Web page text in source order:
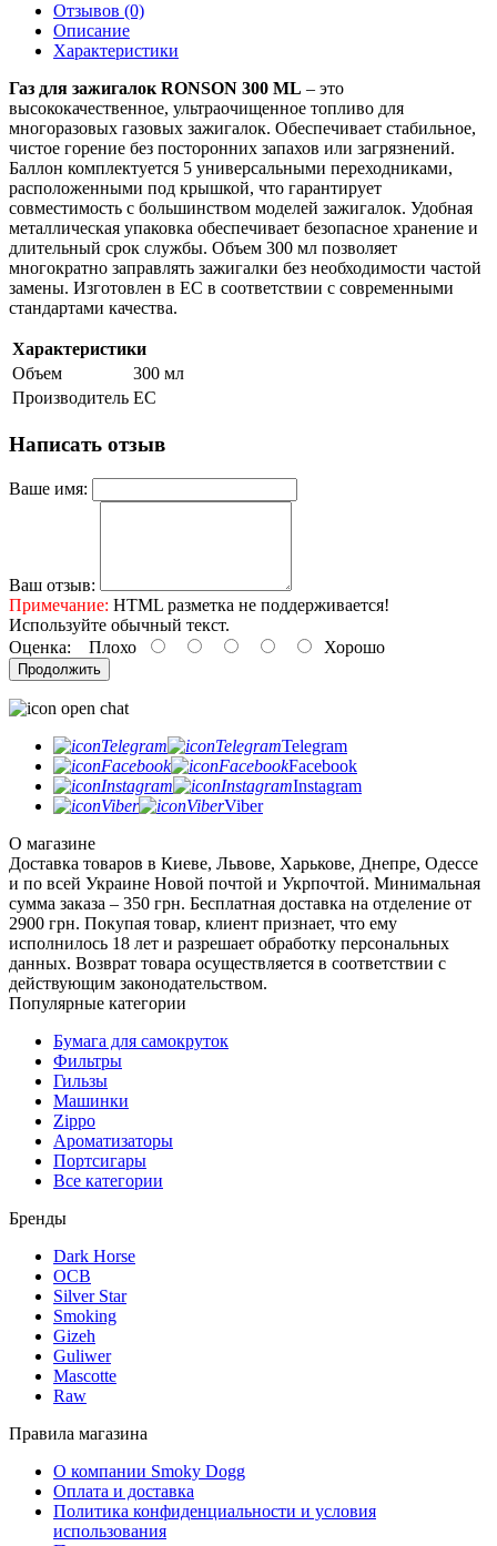
Отзывов (0)
Описание
Характеристики
Газ для зажигалок RONSON 300 ML – это
высококачественное, ультраочищенное топливо для
многоразовых газовых зажигалок. Обеспечивает стабильное,
чистое горение без посторонних запахов или загрязнений.
Баллон комплектуется 5 универсальными переходниками,
расположенными под крышкой, что гарантирует
совместимость с большинством моделей зажигалок. Удобная
металлическая упаковка обеспечивает безопасное хранение и
длительный срок службы. Объем 300 мл позволяет
многократно заправлять зажигалки без необходимости частой
замены. Изготовлен в ЕС в соответствии с современными
стандартами качества.
Характеристики
Объем
300 мл
Производитель ЕС
Написать отзыв
Ваше имя:
Ваш отзыв:
Примечание: HTML разметка не поддерживается!
Используйте обычный текст.
Оценка: Плохо Хорошо
Продолжить
Telegram
Facebook
Instagram
Viber
О магазине
Доставка товаров в Киеве, Львове, Харькове, Днепре, Одессе
и по всей Украине Новой почтой и Укрпочтой. Минимальная
сумма заказа – 350 грн. Бесплатная доставка на отделение от
2900 грн. Покупая товар, клиент признает, что ему
исполнилось 18 лет и разрешает обработку персональных
данных. Возврат товара осуществляется в соответствии с
действующим законодательством.
Популярные категории
Бумага для самокруток
Фильтры
Гильзы
Машинки
Zippo
Ароматизаторы
Портсигары
Все категории
Бренды
Dark Horse
OCB
Silver Star
Smoking
Gizeh
Guliwer
Mascotte
Raw
Правила магазина
О компании Smoky Dogg
Оплата и доставка
Политика конфиденциальности и условия
использования